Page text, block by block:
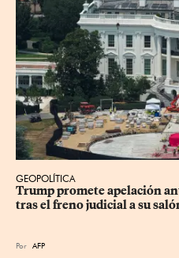
GEOPOLÍTICA
Trump promete apelación
tras el freno judicial a su
Por AFP